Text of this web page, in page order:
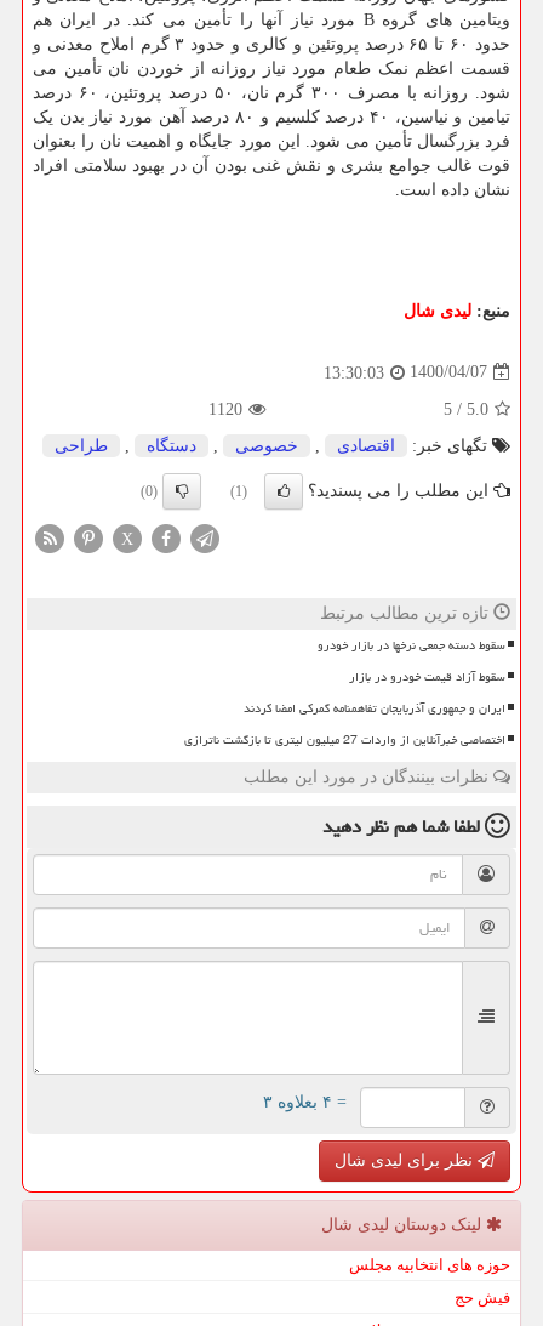
ویتامین های گروه B مورد نیاز آنها را تأمین می کند. در ایران هم
حدود ۶۰ تا ۶۵ درصد پروتئین و کالری و حدود ۳ گرم املاح معدنی و
قسمت اعظم نمک طعام مورد نیاز روزانه از خوردن نان تأمین می
شود. روزانه با مصرف ۳۰۰ گرم نان، ۵۰ درصد پروتئین، ۶۰ درصد
تیامین و نیاسین، ۴۰ درصد کلسیم و ۸۰ درصد آهن مورد نیاز بدن یک
فرد بزرگسال تأمین می شود. این مورد جایگاه و اهمیت نان را بعنوان
قوت غالب جوامع بشری و نقش غنی بودن آن در بهبود سلامتی افراد
نشان داده است.
منبع: لیدی شال
1400/04/07
13:30:03
5.0
/
5
1120
تگهای خبر:
اقتصادی خصوصی دستگاه طراحی
این مطلب را می پسندید؟ (1)
(0)
X
تازه ترین مطالب مرتبط
سقوط دسته جمعی نرخها در بازار خودرو
سقوط آزاد قیمت خودرو در بازار
ایران و جمهوری آذربایجان تفاهمنامه گمرکی امضا کردند
اختصاصی خبرآنلاین از واردات 27 میلیون لیتری تا بازگشت ناترازی
نظرات بینندگان در مورد این مطلب
لطفا شما همنظر دهید
= ۴ بعلاوه ۳
نظر برای لیدی شال
لینک دوستان لیدی شال
حوزه های انتخابیه مجلس
فیش حج